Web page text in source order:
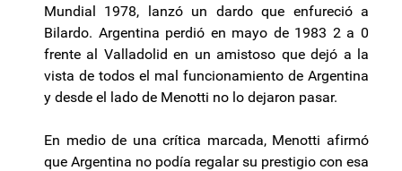
Mundial 1978, lanzó un dardo que enfureció a
Bilardo. Argentina perdió en mayo de 1983 2 a 0
frente al Valladolid en un amistoso que dejó a la
vista de todos el mal funcionamiento de Argentina
y desde el lado de Menotti no lo dejaron pasar.
En medio de una crítica marcada, Menotti afirmó
que Argentina no podía regalar su prestigio con esa